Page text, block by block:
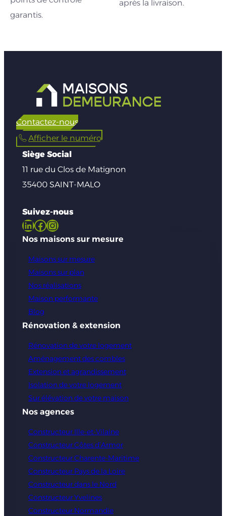
garantis.
après la livraison.
Contactez-nous
Afficher le numéro
Siège Social
11 rue du Clos de Matignon
35400 SAINT-MALO
Suivez-nous
LinkedIn Facebook Instagram
Nos maisons sur mesure
Maisons sur mesure
Maisons sur plan
Nos réalisations
Maison performante
Blog
Rénovation & extension
Rénovation de votre logement
Aménagement des combles
Extension et agrandissement
Isolation de votre logement
Sur élévation de votre maison
Nos agences
Constructeur Ille-et-Vilaine
Constructeur Côtes d’Armor
Constructeur Charente-Maritime
Constructeur Pays de la Loire
Constructeur dans le Nord
Constructeur Yvelines
Constructeur Normandie